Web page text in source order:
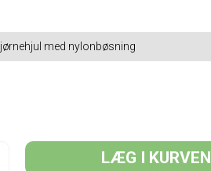
med nylonbøsning
LÆG I KURVEN